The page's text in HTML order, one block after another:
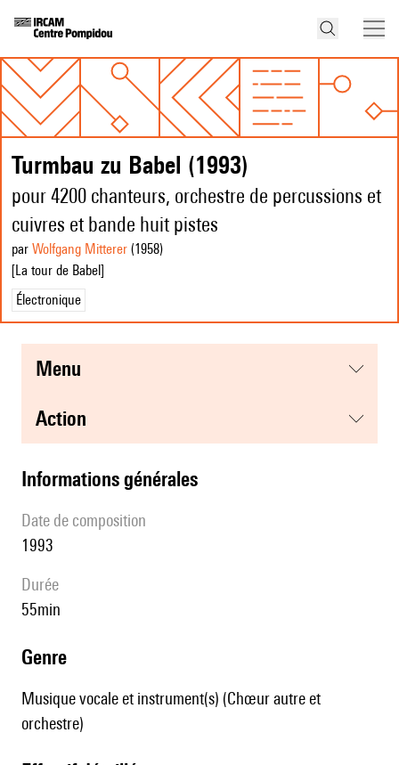
Turmbau zu Babel (1993)
pour 4200 chanteurs, orchestre de percussions et
cuivres et bande huit pistes
par Wolfgang Mitterer (1958)
[La tour de Babel]
Électronique
menu
action
informations générales
date de composition
1993
durée
55min
genre
Musique vocale et instrument(s) (Chœur autre et
orchestre)